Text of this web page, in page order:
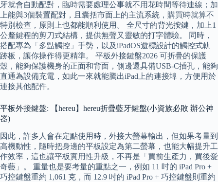
牙就會自動配對，臨時需要處理公事就不用花時間等待連線；加
上能與3個裝置配對，且囊括市面上的主流系統，購買時就算不
特別檢查，原則上也都能順利使用。 全尺寸的背光按鍵，加上1
公釐鍵程的剪刀式結構，提供無聲又靈敏的打字體驗。 同時，
搭配專為「多點觸控」手勢，以及iPadOS遊標設計的觸控式軌
跡板，讓你操作得更精準。 平板外接鍵盤2026 可折疊的保護
殼，能夠保護機身的正面和背面，側邊還具備USB-C插孔，能夠
直通為設備充電，如此一來就能騰出iPad上的連接埠，方便用於
連接其他配件。
平板外接鍵盤: 【hereu】hereu折疊藍牙鍵盤(小資族必敗 辦公神
器)
因此，許多人會在定點使用時，外接大螢幕輸出，但如果考量到
高機動性，隨時把身邊的平板設定為第二螢幕，也能大幅提升工
作效率，這也讓平板實用性升級，不再是「買前生產力，買後愛
奇藝」。 重量也是要考量的重點之一，例如 11 吋的 iPad Pro +
巧控鍵盤重約 1,061 克，而 12.9 吋的 iPad Pro + 巧控鍵盤則重約